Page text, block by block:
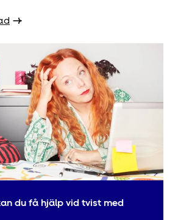
du få hjälp vid tvist med